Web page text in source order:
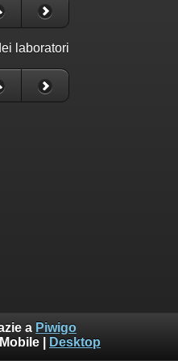
laboratori
a Piwigo
Mobile Desktop